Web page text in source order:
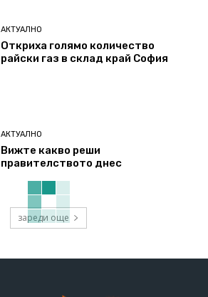
АКТУАЛНО
Откриха голямо количество
райски газ в склад край София
АКТУАЛНО
Вижте какво реши
правителството днес
зареди още